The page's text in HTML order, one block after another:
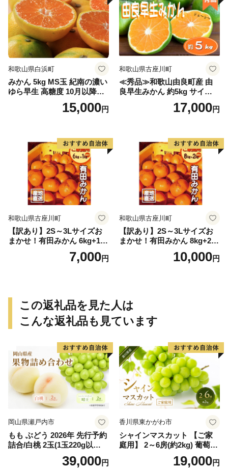
和歌山県白浜町
みかん 5kg MS玉 紀南の濃い
ゆら早生 高糖度 10月以降発
送 マルチ被覆栽培15,000円
和歌山県古座川町
≪秀品≫和歌山由良町産 由
良早生みかん 約5kg サイズお
まかせ【sml106C】17,000円
和歌山県古座川町
【訳あり】2S～3Lサイズお
まかせ！有田みかん 6kg+1kg
保証分 11月から12月下旬ま
でに順次発送致します。 / 訳
7,000円
和歌山県古座川町
【訳あり】2S～3Lサイズお
まかせ！有田みかん 8kg+2kg
保証分 11月から12月下旬ま
でに順次発送致します。 / 訳
10,000円
この返礼品を見た人は
こんな返礼品も見ています
岡山県瀬戸内市
もも ぶどう 2026年 先行予約
詰合/白桃 2玉(1玉220g以
上)・シャインマスカット 晴
39,000円
香川県東かがわ市
シャインマスカット 【ご家
庭用】 2～6房(約2kg) 葡萄 ぶ
どう ブドウ フルーツ 果物 く
だもの 果実 旬の果物 旬のフ
19,000円